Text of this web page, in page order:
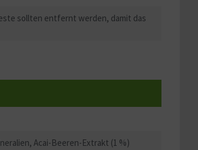
sollten entfernt werden, damit das
Acai-Beeren-Extrakt (1 %)